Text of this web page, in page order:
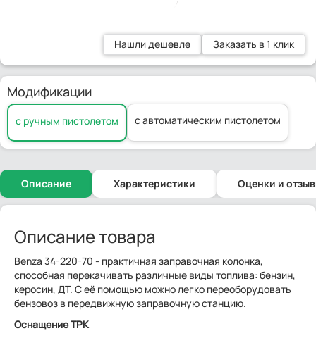
Нашли дешевле Заказать в 1 клик
Модификации
с ручным пистолетом с автоматическим пистолетом
Описание Характеристики Оценки и
Описание товара
Benza 34-220-70 - практичная заправочная колонка,
способная перекачивать различные виды топлива: бензин,
керосин, ДТ. С её помощью можно легко переоборудовать
бензовоз в передвижную заправочную станцию.
Оснащение ТРК